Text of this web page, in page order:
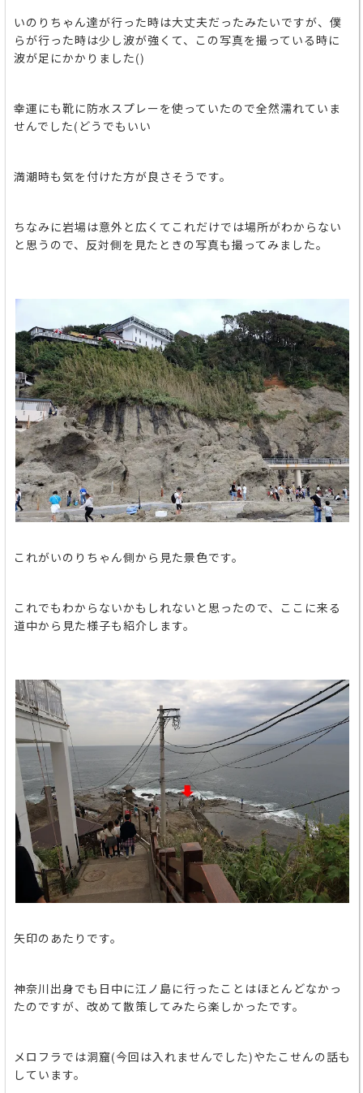
いのりちゃん達が行った時は大丈夫だったみたいですが、僕
らが行った時は少し波が強くて、この写真を撮っている時に
波が足にかかりました()
幸運にも靴に防水スプレーを使っていたので全然濡れていま
せんでした(どうでもいい
満潮時も気を付けた方が良さそうです。
ちなみに岩場は意外と広くてこれだけでは場所がわからない
と思うので、反対側を見たときの写真も撮ってみました。
これがいのりちゃん側から見た景色です。
これでもわからないかもしれないと思ったので、ここに来る
道中から見た様子も紹介します。
矢印のあたりです。
神奈川出身でも日中に江ノ島に行ったことはほとんどなかっ
たのですが、改めて散策してみたら楽しかったです。
メロフラでは洞窟(今回は入れませんでした)やたこせんの話も
しています。